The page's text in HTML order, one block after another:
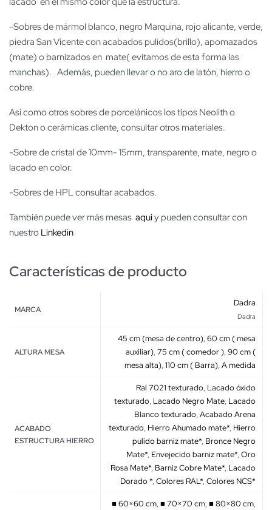
-Sobres de mármol blanco, negro Marquina, rojo alicante, verde,
piedra San Vicente con acabados pulidos(brillo), apomazados
(mate) o barnizados en mate( evitamos de esta forma las
manchas). Además, pueden llevar o no aro de latón, hierro o
cobre.
Así como otros sobres de porcelánicos los tipos Neolith o
Dekton o cerámicas cliente, consultar otros materiales.
-Sobre de cristal de 10mm- 15mm, transparente, mate, negro o
lacado en color.
-Sobres de HPL consultar acabados.
También puede ver más mesas aquíy pueden consultar con
nuestro Linkedin
Características de producto
MARCA
Dadra
Dadra
ALTURA MESA
45 cm (mesa de centro),60 cm ( mesa
auxiliar),75 cm ( comedor ),90 cm (
mesa alta),110 cm ( Barra),A medida
ACABADO
ESTRUCTURA HIERRO
Ral 7021 texturado, Lacado óxido
texturado, Lacado Negro Mate, Lacado
Blanco texturado,Acabado Arena
texturado, Hierro Ahumado mate*, Hierro
pulido barniz mate*, Bronce Negro
Mate*, Envejecido barniz mate*,Oro
Rosa Mate*, Barniz Cobre Mate*, Lacado
Dorado *,Colores RAL*,Colores NCS*
■ 60×60 cm,■ 70×70 cm,■ 80×80 cm,